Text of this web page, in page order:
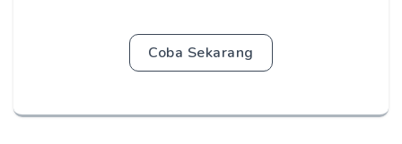
Coba Sekarang